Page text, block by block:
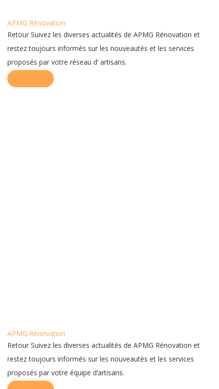
APMG Rénovation
Retour Suivez les diverses actualités de APMG Rénovation et
restez toujours informés sur les nouveautés et les services
proposés par votre réseau d’ artisans.
APMG Rénovation
Retour Suivez les diverses actualités de APMG Rénovation et
restez toujours informés sur les nouveautés et les services
proposés par votre équipe d’artisans.